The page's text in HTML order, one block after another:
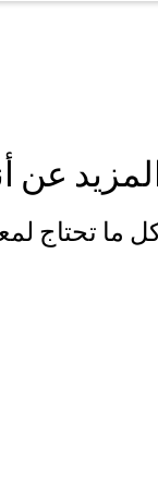
عن
ما تحتاج